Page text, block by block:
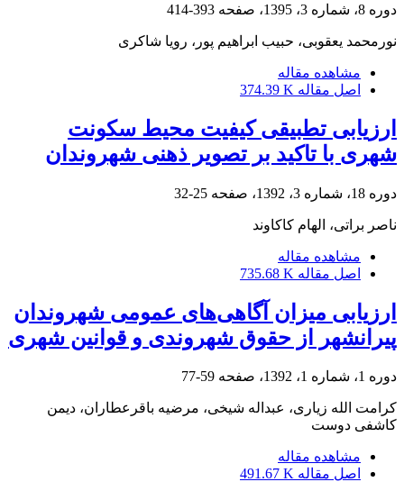
دوره 8، شماره 3، 1395، صفحه 393-414
نورمحمد یعقوبی، حبیب ابراهیم پور، رویا شاکری
مشاهده مقاله
اصل مقاله 374.39 K
ارزیابی تطبیقی کیفیت محیط سکونت
شهری با تاکید بر تصویر ذهنی شهروندان
دوره 18، شماره 3، 1392، صفحه 25-32
ناصر براتی، الهام کاکاوند
مشاهده مقاله
اصل مقاله 735.68 K
ارزیابی میزان آگاهی‌های عمومی شهروندان
پیرانشهر از حقوق شهروندی و قوانین شهری
دوره 1، شماره 1، 1392، صفحه 59-77
کرامت الله زیاری، عبداله شیخی، مرضیه باقرعطاران، دیمن
کاشفی دوست
مشاهده مقاله
اصل مقاله 491.67 K